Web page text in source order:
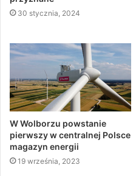
30 stycznia, 2024
W Wolborzu powstanie
pierwszy w centralnej Polsce
magazyn energii
19 września, 2023